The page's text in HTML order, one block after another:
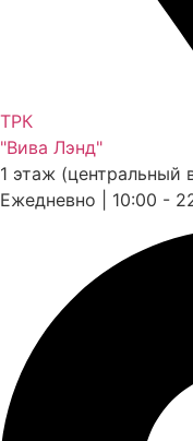
ТРК
"Вива Лэнд"
1 этаж (центральный
Ежедневно | 10:00 -